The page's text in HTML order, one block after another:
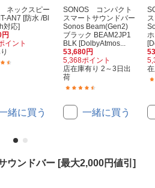
ネックスピー
AN7 [防水 /Bl
対応]
イント
緒に買う
SONOS コンパクト
スマートサウンドバー
Sonos Beam(Gen2)
ブラック BEAM2JP1
BLK [DolbyAtmos...
53,680円
5,368ポイント
店在庫有り 2～3日出
荷
一緒に買う
ウンドバー [最大2,000円値引]